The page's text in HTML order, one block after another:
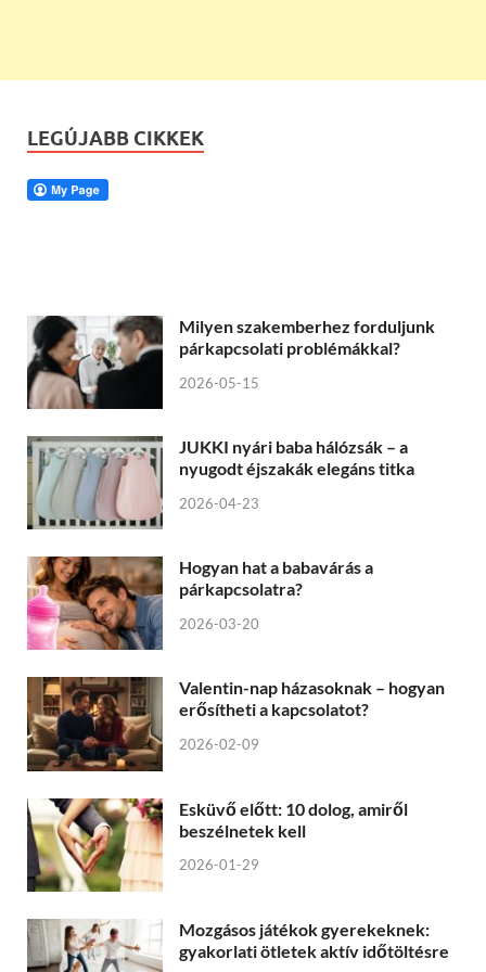
LEGÚJABB CIKKEK
Milyen szakemberhez forduljunk
párkapcsolati problémákkal?
2026-05-15
JUKKI nyári baba hálózsák – a
nyugodt éjszakák elegáns titka
2026-04-23
Hogyan hat a babavárás a
párkapcsolatra?
2026-03-20
Valentin-nap házasoknak – hogyan
erősítheti a kapcsolatot?
2026-02-09
Esküvő előtt: 10 dolog, amiről
beszélnetek kell
2026-01-29
Mozgásos játékok gyerekeknek:
gyakorlati ötletek aktív időtöltésre